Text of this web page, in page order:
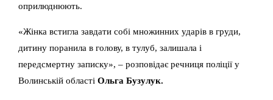
оприлюднюють.
«Жінка встигла завдати собі множинних ударів в груди,
дитину поранила в голову, в тулуб, залишала і
передсмертну записку», – розповідає речниця поліції у
Волинській області Ольга Бузулук.